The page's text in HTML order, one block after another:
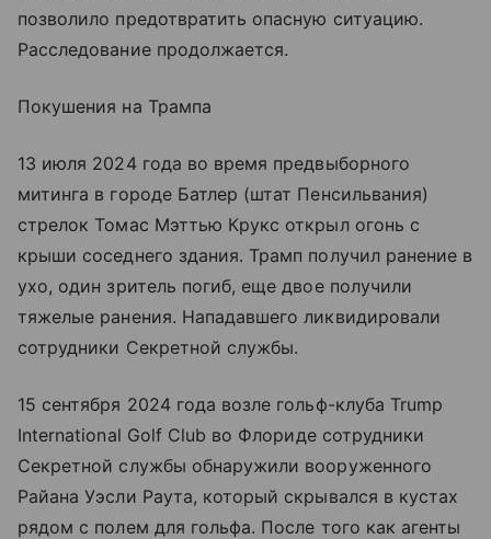
позволило предотвратить опасную ситуацию.
Расследование продолжается.
Покушения на Трампа
13 июля 2024 года во время предвыборного
митинга в городе Батлер (штат Пенсильвания)
стрелок Томас Мэттью Крукс открыл огонь с
крыши соседнего здания. Трамп получил ранение в
ухо, один зритель погиб, еще двое получили
тяжелые ранения. Нападавшего ликвидировали
сотрудники Секретной службы.
15 сентября 2024 года возле гольф-клуба Trump
International Golf Club во Флориде сотрудники
Секретной службы обнаружили вооруженного
Райана Уэсли Раута, который скрывался в кустах
рядом с полем для гольфа. После того как агенты